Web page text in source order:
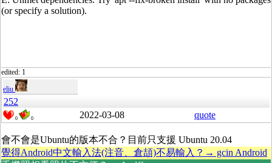
(or specify a solution).
edited: 1
eliu
252
0 0 2022-03-08 quote
會不會是Ubuntu的版本不合？目前只支援 Ubuntu 20.04
覺得Android中文輸入法(注音、倉頡)不易輸入？→ gcin Android